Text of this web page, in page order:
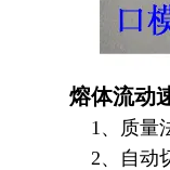
熔体流动
1、质量
2、自动